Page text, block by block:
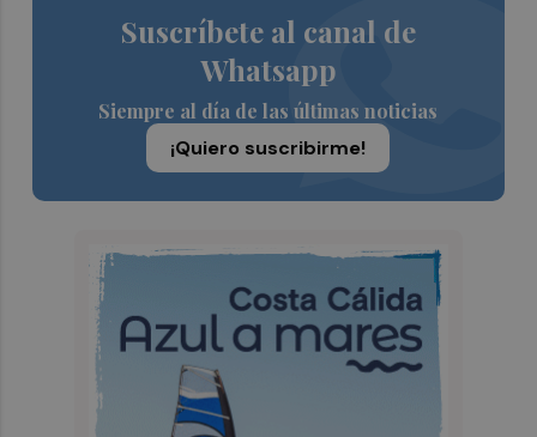
Suscríbete al canal de
Whatsapp
Siempre al día de las últimas noticias
¡Quiero suscribirme!